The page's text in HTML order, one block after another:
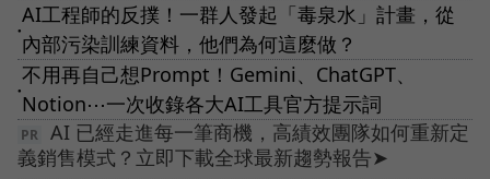
●
AI工程師的反撲！一群人發起「毒泉水」計畫，從
內部污染訓練資料，他們為何這麼做？
●
不用再自己想Prompt！Gemini、ChatGPT、
Notion⋯一次收錄各大AI工具官方提示詞
AI 已經走進每一筆商機，高績效團隊如何重新定
義銷售模式？立即下載全球最新趨勢報告➤